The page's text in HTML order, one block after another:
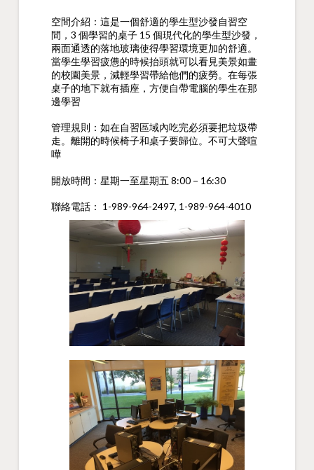
空間介紹：這是一個舒適的學生型沙發自習空
間，3 個學習的桌子 15 個現代化的學生型沙發，
兩面通透的落地玻璃使得學習環境更加的舒適。
當學生學習疲憊的時候抬頭就可以看見美景如畫
的校園美景，減輕學習帶給他們的疲勞。在每張
桌子的地下就有插座，方便自帶電腦的學生在那
邊學習
管理規則：如在自習區域內吃完必須要把垃圾帶
走。離開的時候椅子和桌子要歸位。不可大聲喧
嘩
開放時間：星期一至星期五 8:00－16:30
聯絡電話： 1-989-964-2497, 1-989-964-4010